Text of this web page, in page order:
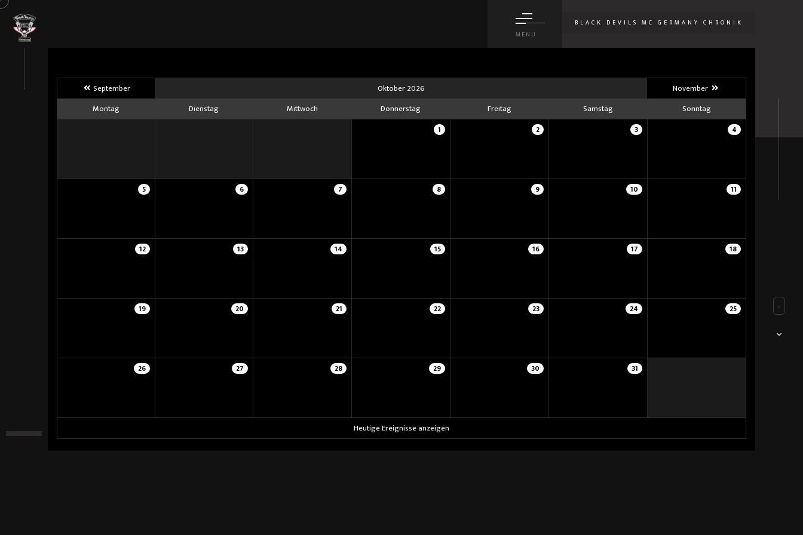
MENU
BLACK DEVILS MC GERMANY CHRONIK
September Oktober 2026
November
Montag
Dienstag Mittwoch Donnerstag Freitag Samstag Sonntag
1 2 3 4
5 6 7 8 9 10 11
12 13 14 15 16 17 18
19 20 21 22 23 24 25
26 27 28 29 30 31
Heutige Ereignisse anzeigen